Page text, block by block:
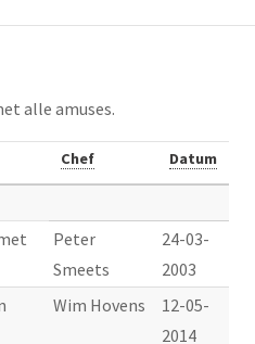
alle amuses.
Chef Datum
Peter
Smeets
24-03-
2003
Wim Hovens
12-05-
2014